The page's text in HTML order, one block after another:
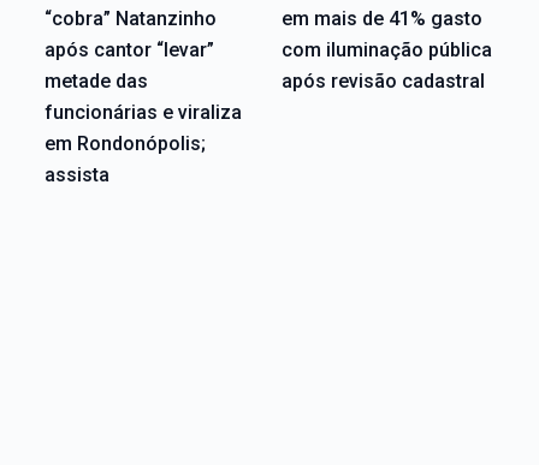
“cobra” Natanzinho
após cantor “levar”
metade das
funcionárias e viraliza
em Rondonópolis;
assista
em mais de 41% gasto
com iluminação pública
após revisão cadastral